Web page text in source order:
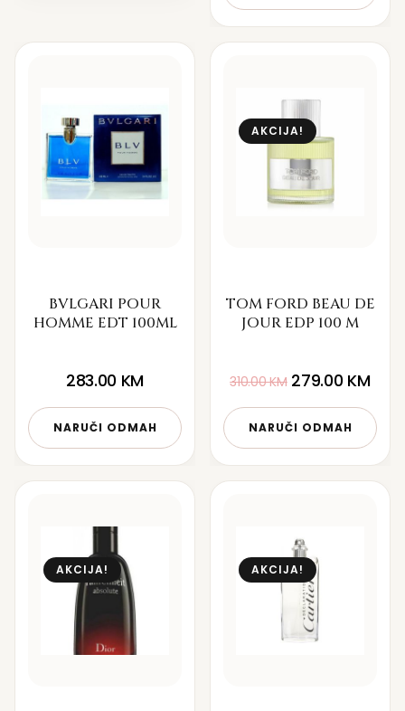
BVLGARI POUR
HOMME EDT 100ML
283.00 KM
NARUČI ODMAH
AKCIJA!
TOM FORD BEAU DE
JOUR EDP 100 M
310.00KM 279.00 KM
NARUČI ODMAH
AKCIJA! AKCIJA!